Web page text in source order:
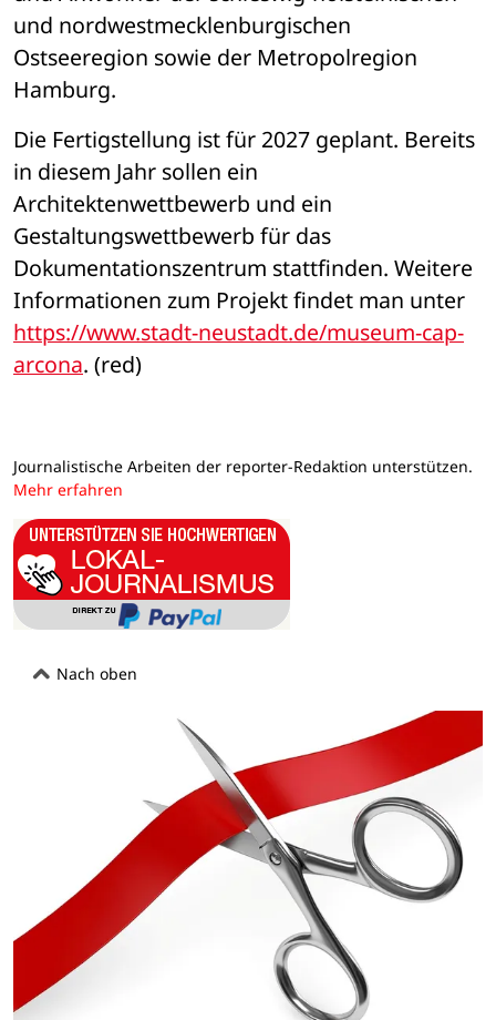
und nordwestmecklenburgischen
Ostseeregion sowie der Metropolregion
Hamburg.
Die Fertigstellung ist für 2027 geplant. Bereits
in diesem Jahr sollen ein
Architektenwettbewerb und ein
Gestaltungswettbewerb für das
Dokumentationszentrum stattfinden. Weitere
https://www.stadt-neustadt.de/museum-cap-
arcona. (red)
Journalistische Arbeiten der reporter-Redaktion unterstützen.
Mehr erfahren
Nach oben